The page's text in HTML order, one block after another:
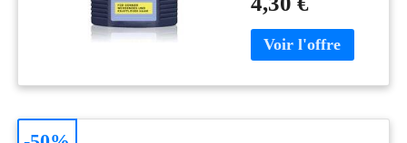
sains, brillants et pleins
de vie, il est important
de leur apporter les
première étape passe
des cheveux. Le